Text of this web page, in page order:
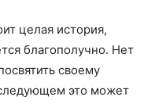
целая история,
благополучно. Нет
своему
это может